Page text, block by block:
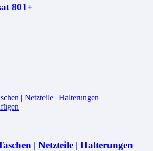
801+
| Netzteile | Halterungen